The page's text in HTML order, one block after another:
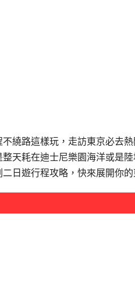
不繞路這樣玩，走訪東京必去
天耗在迪士尼樂園海洋或是
日遊行程攻略，快來展開你的